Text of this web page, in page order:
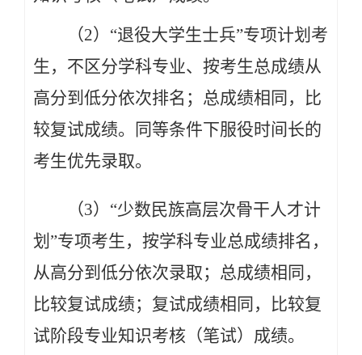
（2）“退役大学生士兵”专项计划考
生，不区分学科专业、按考生总成绩从
高分到低分依次排名；总成绩相同，比
较复试成绩。同等条件下服役时间长的
考生优先录取。
（3）“少数民族高层次骨干人才计
划”专项考生，按学科专业总成绩排名，
从高分到低分依次录取；总成绩相同，
比较复试成绩；复试成绩相同，比较复
试阶段专业知识考核（笔试）成绩。